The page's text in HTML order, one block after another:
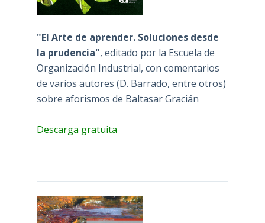
"El Arte de aprender. Soluciones desde
la prudencia", editado por la Escuela de
Organización Industrial, con comentarios
de varios autores (D. Barrado, entre otros)
sobre aforismos de Baltasar Gracián
Descarga gratuita